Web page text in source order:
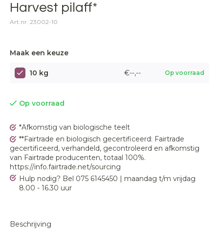
Harvest pilaff*
Art.nr: 23002-10
Maak een keuze
10 kg €--,-- Op voorraad
Op voorraad
*Afkomstig van biologische teelt
**Fairtrade en biologisch gecertificeerd: Fairtrade
gecertificeerd, verhandeld, gecontroleerd en afkomstig
van Fairtrade producenten, totaal 100%.
https://info.fairtrade.net/sourcing
Hulp nodig? Bel 075 6145450 | maandag t/m vrijdag
8.00 - 16.30 uur
Beschrijving